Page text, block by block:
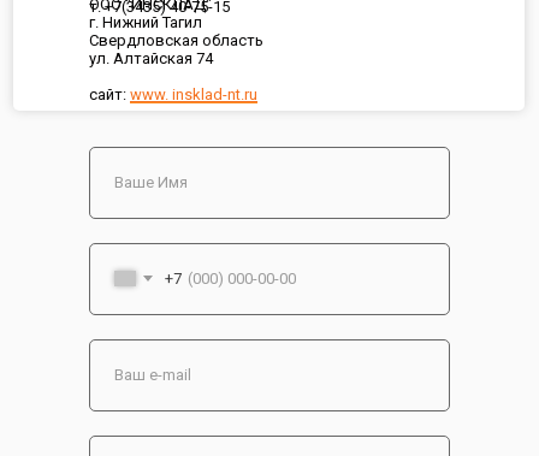
ООО "ИНСКЛАД"
г. Нижний Тагил
Свердловская область
ул. Алтайская 74
сайт: www. insklad-nt.ru
т. +7(3435) 40-75-15
+7